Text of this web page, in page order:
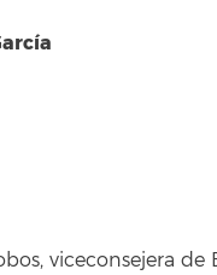
viceconsejera